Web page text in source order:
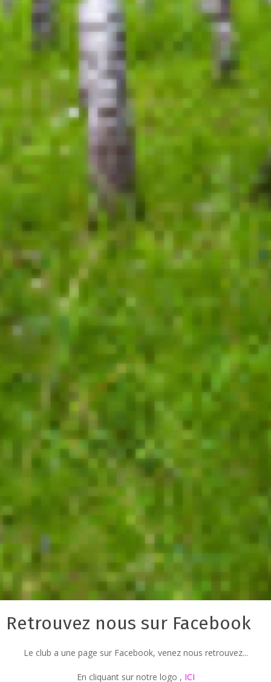
Retrouvez nous sur Facebook
Le club a une page sur Facebook, venez nous retrouvez...
En cliquant sur notre logo , ICI